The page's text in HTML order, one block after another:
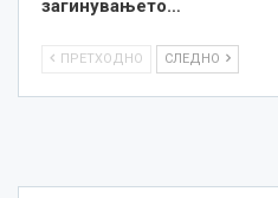
загинувањето…
ПРЕТХОДНО СЛЕДНО